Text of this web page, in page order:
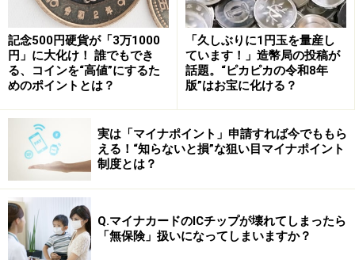
では、今回の排除措置命令に至るまでに、一体どんな問
題が起こっていた？ その背景を探ってみると……
次のページへ
※記事内容は執筆時点のものです。最新の内容をご確認くださ
い。
1/3 次のページへ
記念500円硬貨が「3万1000
円」に大化け！ 誰でもでき
る、コインを“高値”にするた
めのポイントとは？
「久しぶりに1円玉を量産し
ています！」造幣局の投稿が
話題。“ピカピカの令和8年
版”はお宝に化ける？
実は「マイナポイント」申請すれば今でももら
える！“知らないと損”な狙い目マイナポイント
制度とは？
Q.マイナカードのICチップが壊れてしまったら
「無保険」扱いになってしまいますか？